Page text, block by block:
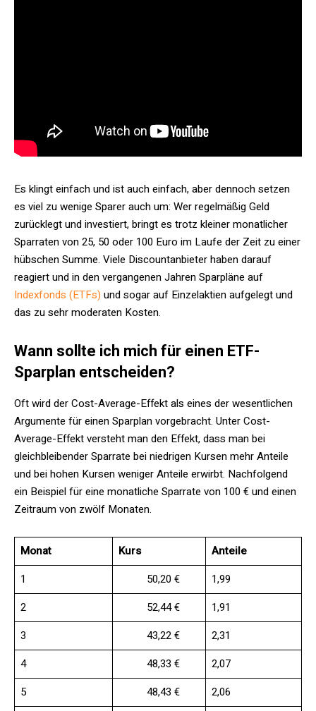
Es klingt einfach und ist auch einfach, aber dennoch setzen
es viel zu wenige Sparer auch um: Wer regelmäßig Geld
zurücklegt und investiert, bringt es trotz kleiner monatlicher
Sparraten von 25, 50 oder 100 Euro im Laufe der Zeit zu einer
hübschen Summe. Viele Discountanbieter haben darauf
reagiert und in den vergangenen Jahren Sparpläne auf
Indexfonds (ETFs) und sogar auf Einzelaktien aufgelegt und
das zu sehr moderaten Kosten.
Wann sollte ich mich für einen ETF-
Sparplan entscheiden?
Oft wird der Cost-Average-Effekt als eines der wesentlichen
Argumente für einen Sparplan vorgebracht. Unter Cost-
Average-Effekt versteht man den Effekt, dass man bei
gleichbleibender Sparrate bei niedrigen Kursen mehr Anteile
und bei hohen Kursen weniger Anteile erwirbt. Nachfolgend
ein Beispiel für eine monatliche Sparrate von 100 € und einen
Zeitraum von zwölf Monaten.
Monat Kurs
Anteile
1
50,20 €
1,99
2
52,44 €
1,91
3
43,22 €
2,31
4
48,33 €
2,07
5
48,43 €
2,06